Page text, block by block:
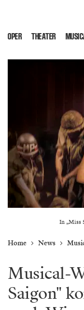
OPER THEATER
In „Miss
Home News
Musical-
Saigon"